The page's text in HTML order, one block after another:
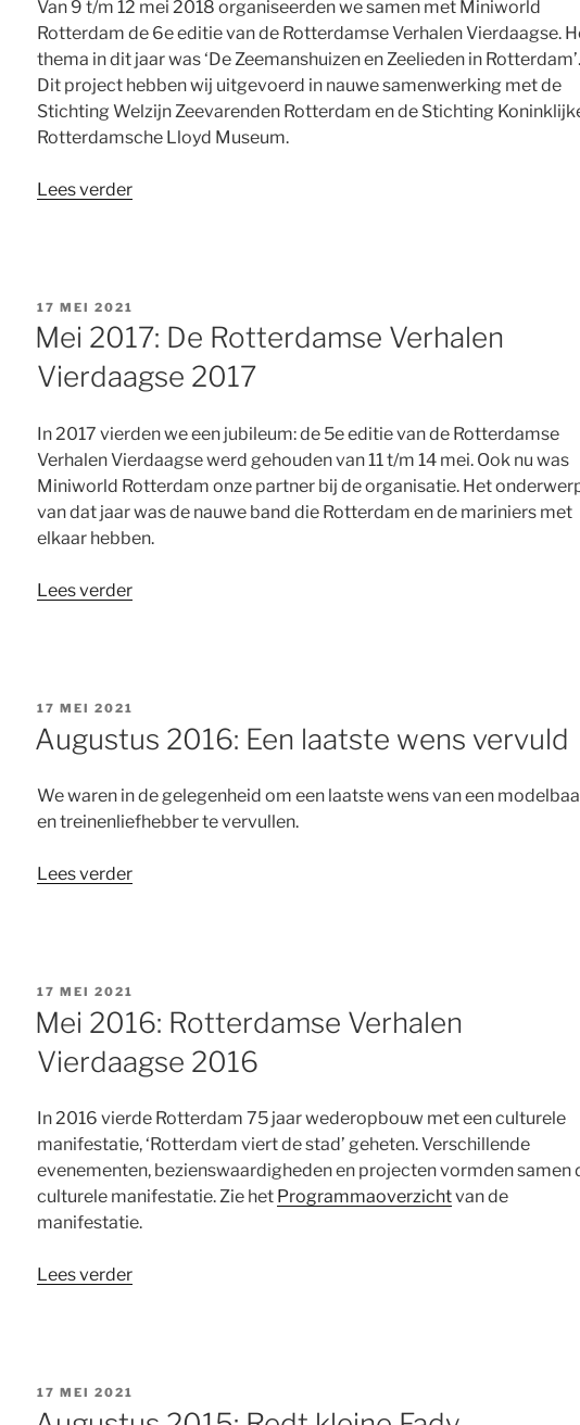
Van 9 t/m 12 mei 2018 organiseerden we samen met Miniworld
Rotterdam de 6e editie van de Rotterdamse Verhalen Vierdaagse.
thema in dit jaar was ‘De Zeemanshuizen en Zeelieden in Rotterdam’.
Dit project hebben wij uitgevoerd in nauwe samenwerking met de
Stichting Welzijn Zeevarenden Rotterdam en de Stichting
Rotterdamsche Lloyd Museum.
Lees verder“Mei
Vierdaagse
2018”
GEPLAATST
OP
17 MEI 2021
Mei 2017: De Rotterdamse Verhalen
Vierdaagse 2017
In 2017 vierden we een jubileum: de 5e editie van de Rotterdamse
Verhalen Vierdaagse werd gehouden van 11 t/m 14 mei. Ook nu was
Miniworld Rotterdam onze partner bij de organisatie. Het
van dat jaar was de nauwe band die Rotterdam en de mariniers met
elkaar hebben.
Lees verder“Mei
Vierdaagse
2017”
GEPLAATST
17 MEI 2021
Augustus 2016: Een laatste wens vervuld
We waren in de gelegenheid om een laatste wens van een
en treinenliefhebber te vervullen.
Lees verder“Augustus
vervuld”
GEPLAATST
OP
17 MEI 2021
Mei 2016: Rotterdamse Verhalen
Vierdaagse 2016
In 2016 vierde Rotterdam 75 jaar wederopbouw met een culturele
manifestatie, ‘Rotterdam viert de stad’ geheten. Verschillende
evenementen, bezienswaardigheden en projecten vormden samen
culturele manifestatie. Zie het Programmaoverzichtvan de
manifestatie.
Lees verder“Mei
GEPLAATST
OP
17 MEI 2021